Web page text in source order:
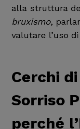
alla struttura
bruxismo,
valutare l’uso
Cerchi
Sorriso
perché